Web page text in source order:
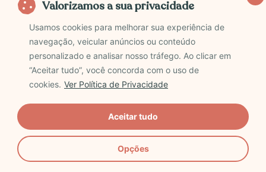
Valorizamos a sua privacidade
Usamos cookies para melhorar sua experiência de
navegação, veicular anúncios ou conteúdo
personalizado e analisar nosso tráfego. Ao clicar em
“Aceitar tudo”, você concorda com o uso de
cookies. Ver Política de Privacidade
Opções
Aceitar tudo